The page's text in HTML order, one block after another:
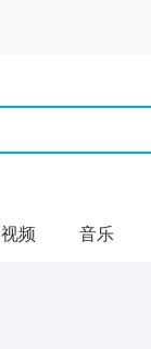
视频 音乐